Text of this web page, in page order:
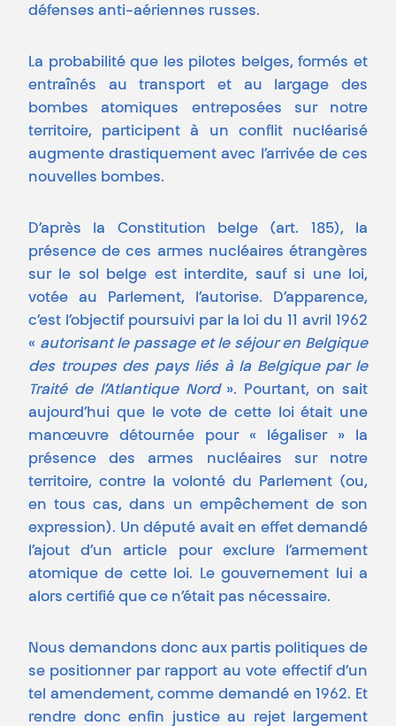
défenses anti-aériennes russes.
La probabilité que les pilotes belges, formés et
entraînés au transport et au largage des
bombes atomiques entreposées sur notre
territoire, participent à un conflit nucléarisé
augmente drastiquement avec l’arrivée de ces
nouvelles bombes.
D’après la Constitution belge (art. 185), la
présence de ces armes nucléaires étrangères
sur le sol belge est interdite, sauf si une loi,
votée au Parlement, l’autorise. D’apparence,
c’est l’objectif poursuivi par la loi du 11 avril 1962
« autorisant le passage et le séjour en Belgique
des troupes des pays liés à la Belgique par le
Traité de l’Atlantique Nord». Pourtant, on sait
aujourd’hui que le vote de cette loi était une
manœuvre détournée pour « légaliser » la
présence des armes nucléaires sur notre
territoire, contre la volonté du Parlement (ou,
en tous cas, dans un empêchement de son
expression). Un député avait en effet demandé
l’ajout d’un article pour exclure l’armement
atomique de cette loi. Le gouvernement lui a
alors certifié que ce n’était pas nécessaire.
Nous demandons donc aux partis politiques de
se positionner par rapport au vote effectif d’un
tel amendement, comme demandé en 1962. Et
rendre donc enfin justice au rejet largement